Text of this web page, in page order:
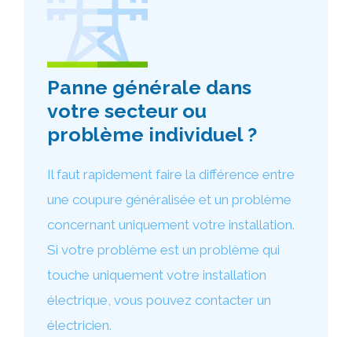
Panne générale dans
votre secteur ou
problème individuel ?
Il faut rapidement faire la différence entre
une coupure généralisée et un problème
concernant uniquement votre installation.
Si votre problème est un problème qui
touche uniquement votre installation
électrique, vous pouvez contacter un
électricien.